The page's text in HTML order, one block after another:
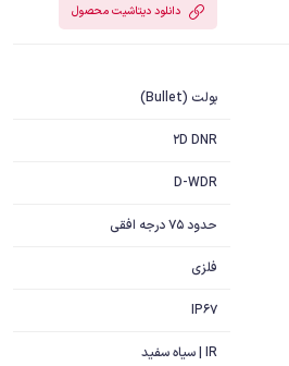
دانلود دیتاشیت محصول
بولت (Bullet)
2D DNR
D-WDR
حدود 75 درجه افقی
فلزی
IP67
IR | سیاه سفید